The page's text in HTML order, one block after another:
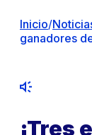
Inicio/
ganadores
¡Tres